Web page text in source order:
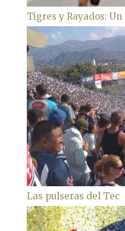
Tigres y Rayados:
Las pulseras del Tec